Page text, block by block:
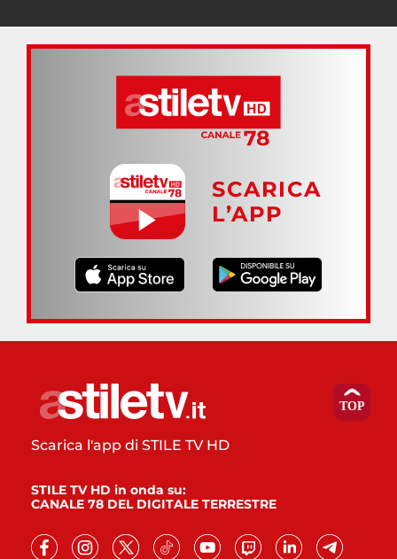
SCARICA
L’APP
Scarica l'app di STILE TV HD
STILE TV HD in onda su:
CANALE 78 DEL DIGITALE TERRESTRE